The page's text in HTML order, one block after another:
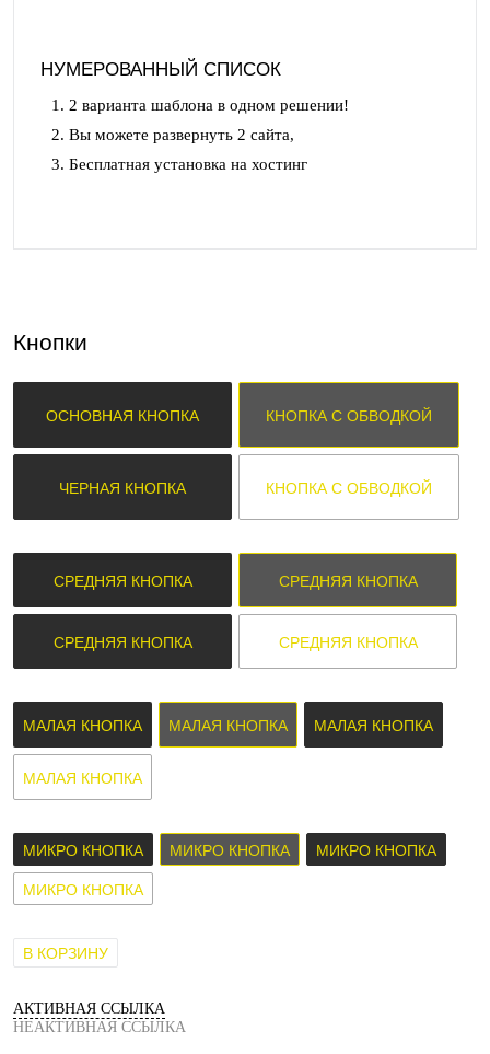
НУМЕРОВАННЫЙ СПИСОК
2 варианта шаблона в одном решении!
Вы можете развернуть 2 сайта,
Бесплатная установка на хостинг
Кнопки
ОСНОВНАЯ КНОПКА КНОПКА С ОБВОДКОЙ
ЧЕРНАЯ КНОПКА КНОПКА С ОБВОДКОЙ
СРЕДНЯЯ КНОПКА СРЕДНЯЯ КНОПКА
СРЕДНЯЯ КНОПКА СРЕДНЯЯ КНОПКА
МАЛАЯ КНОПКА МАЛАЯ КНОПКА МАЛАЯ КНОПКА
МАЛАЯ КНОПКА
МИКРО КНОПКА МИКРО КНОПКА МИКРО КНОПКА
МИКРО КНОПКА
В КОРЗИНУ
АКТИВНАЯ ССЫЛКА
НЕАКТИВНАЯ ССЫЛКА